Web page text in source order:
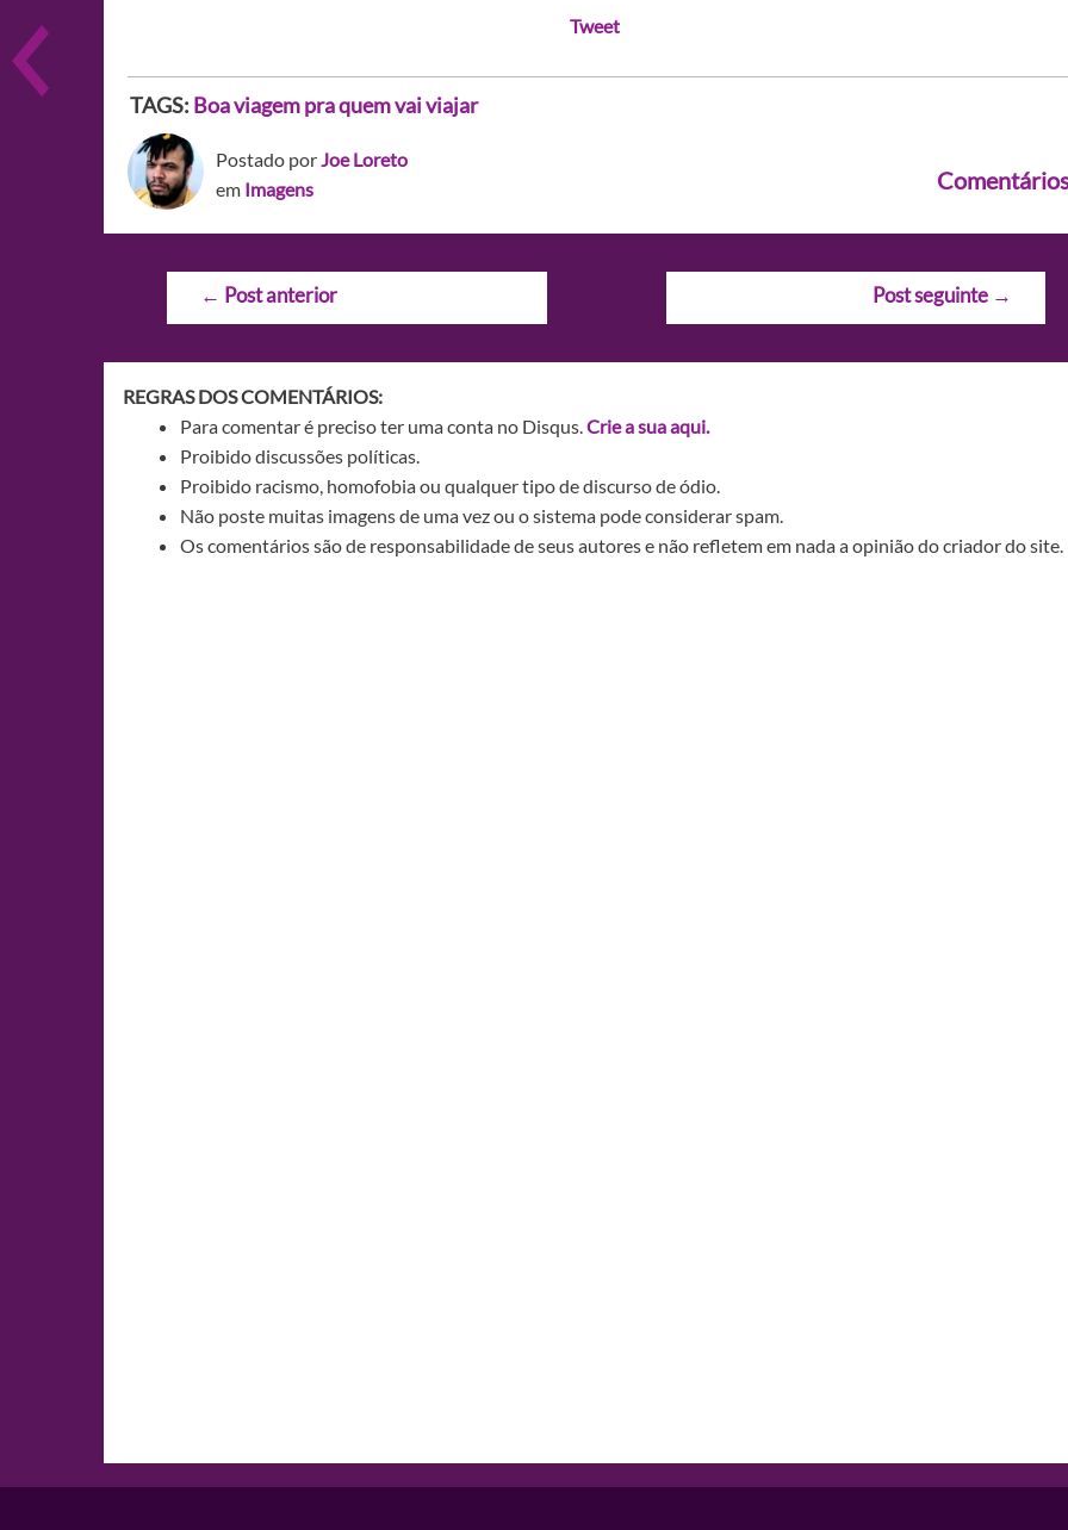
Tweet
TAGS: Boa viagem pra quem vai viajar
Postado porJoe Loreto
em Imagens
Navegação
← Post anterior Post seguinte →
REGRAS DOS COMENTÁRIOS:
Para comentar é preciso ter uma conta no Disqus.Crie a sua aqui.
Proibido discussões políticas.
Proibido racismo, homofobia ou qualquer tipo de discurso de ódio.
Não poste muitas imagens de uma vez ou o sistema pode considerar spam.
Os comentários são de responsabilidade de seus autores e não refletem em nada a opinião do criador do site.